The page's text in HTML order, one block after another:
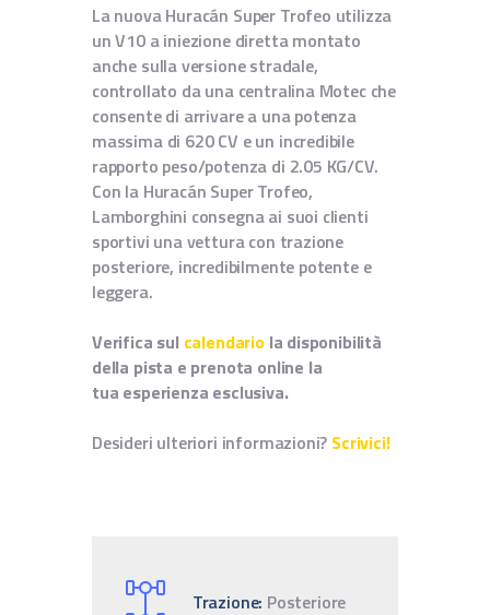
La nuova Huracán Super Trofeo utilizza
un V10 a iniezione diretta montato
anche sulla versione stradale,
controllato da una centralina Motec che
consente di arrivare a una potenza
massima di 620 CV e un incredibile
rapporto peso/potenza di 2.05 KG/CV.
Con la Huracán Super Trofeo,
Lamborghini consegna ai suoi clienti
sportivi una vettura con trazione
posteriore, incredibilmente potente e
leggera.
Verifica sul calendariola disponibilità
della pista e prenota online la
tua esperienza esclusiva.
Desideri ulteriori informazioni? Scrivici!
Trazione: Posteriore